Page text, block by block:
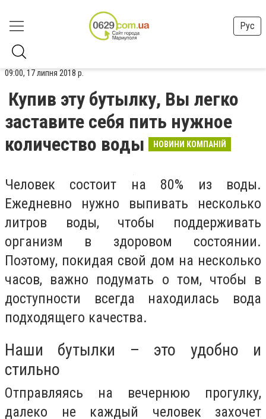
Рус
09:00, 17 липня 2018 р.
Купив эту бутылку, Вы легко
заставите себя пить нужное
количество воды
НОВИНИ КОМПАНІЙ
Человек состоит на 80% из воды.
Ежедневно нужно выпивать несколько
литров воды, чтобы поддерживать
организм в здоровом состоянии.
Поэтому, покидая свой дом на несколько
часов, важно подумать о том, чтобы в
доступности всегда находилась вода
подходящего качества.
Наши бутылки – это удобно и
стильно
Отправляясь на вечернюю прогулку,
далеко не каждый человек захочет